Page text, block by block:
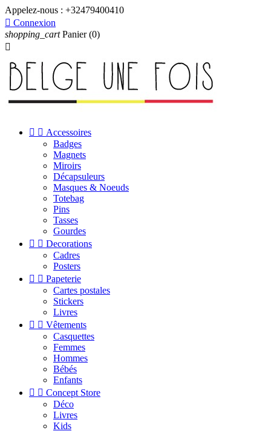
Appelez-nous : +32479400410
 Connexion
shopping_cart Panier (0)

  Accessoires
Badges
Magnets
Miroirs
Décapsuleurs
Masques & Noeuds
Totebag
Pins
Tasses
Gourdes
  Decorations
Cadres
Posters
  Papeterie
Cartes postales
Stickers
Livres
  Vêtements
Casquettes
Femmes
Hommes
Bébés
Enfants
  Concept Store
Déco
Livres
Kids